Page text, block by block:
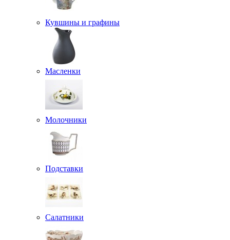
Кувшины и графины
Масленки
Молочники
Подставки
Салатники